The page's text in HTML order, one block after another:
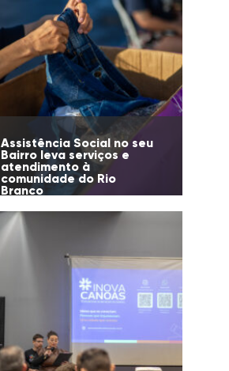
Assistência Social no seu
Bairro leva serviços e
atendimento à
comunidade do Rio
Branco